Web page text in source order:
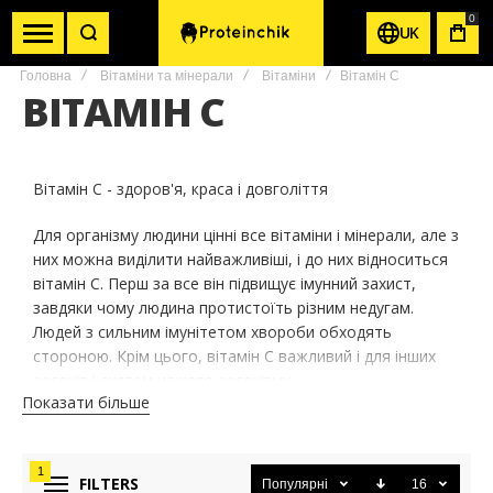
UK
0
Головна Вітаміни та мінерали Вітаміни Вітамін С
ВІТАМІН С
Вітамін С - здоров'я, краса і довголіття
Для організму людини цінні все вітаміни і мінерали, але з
них можна виділити найважливіші, і до них відноситься
вітамін С. Перш за все він підвищує імунний захист,
завдяки чому людина протистоїть різним недугам.
Людей з сильним імунітетом хвороби обходять
стороною. Крім цього, вітамін С важливий і для інших
Вченими доведено, що vitamin С є відмінним
Показати більше
FILTERS
1
Популярні 16